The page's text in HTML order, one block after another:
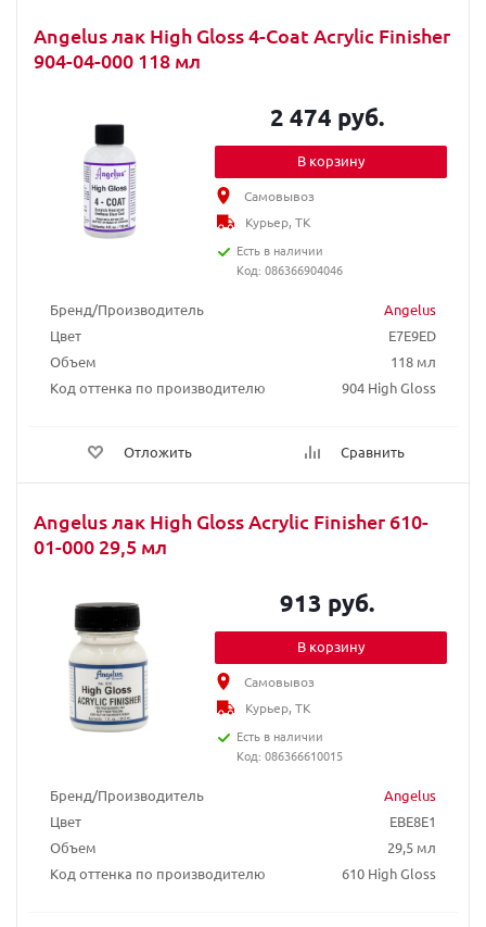
Angelus лак High Gloss 4-Coat Acrylic Finisher
904-04-000 118 мл
Бренд/Производитель
Angelus
Цвет
E7E9ED
Объем
118 мл
Код оттенка по производителю
904 High Gloss
Отложить Сравнить
2 474 руб.
В корзину
Самовывоз
Курьер, ТК
Есть в наличии
Код: 086366904046
Angelus лак High Gloss Acrylic Finisher 610-
01-000 29,5 мл
Бренд/Производитель
Angelus
Цвет
EBE8E1
Объем
29,5 мл
Код оттенка по производителю
610 High Gloss
913 руб.
В корзину
Самовывоз
Курьер, ТК
Есть в наличии
Код: 086366610015